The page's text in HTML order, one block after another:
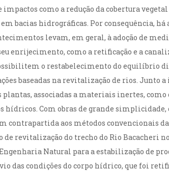
como a redução da cobertura
bacias hidrográficas. Por consequência, há
levam, em geral, à adoção de
enrijecimento, como a retificação e a
o restabelecimento do equilíbrio
baseadas na revitalização de rios. Junto
associadas a materiais inertes,
hídricos. Com obras de grande
contrapartida aos métodos convencionais
revitalização do trecho do Rio Bacacheri
Natural para a estabilização de
das condições do corpo hídrico, que foi